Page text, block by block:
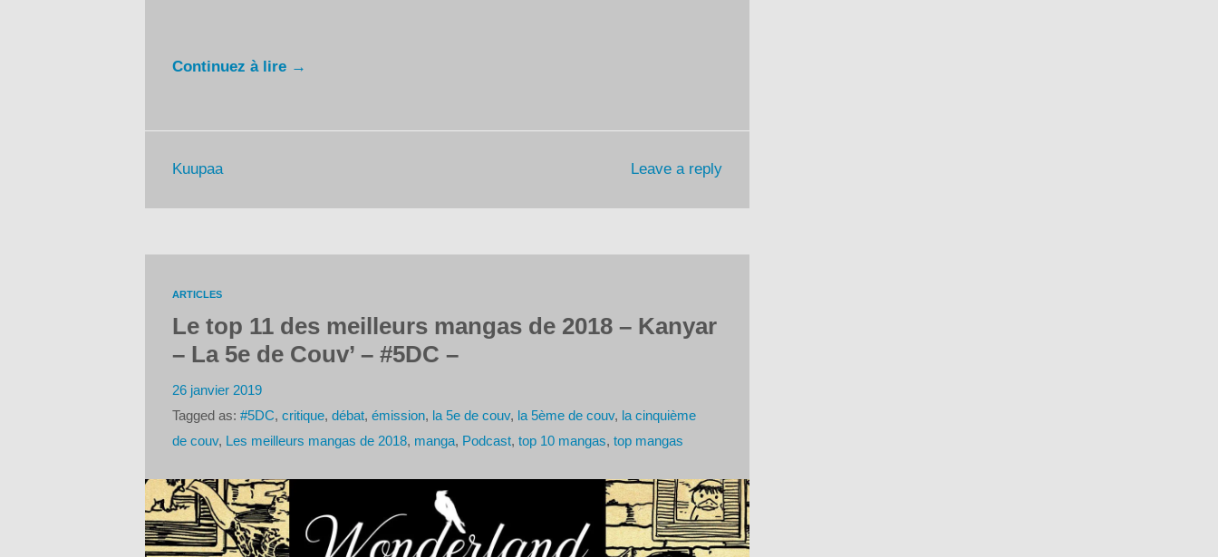
Continuez à lire →
Leave a reply
Kuupaa
ARTICLES
Le top 11 des meilleurs mangas de 2018 – Kanyar
– La 5e de Couv’ – #5DC –
26 janvier 2019
Tagged as: #5DC, critique, débat, émission, la 5e de couv, la 5ème de couv, la cinquième
de couv, Les meilleurs mangas de 2018, manga, Podcast, top 10 mangas, top mangas